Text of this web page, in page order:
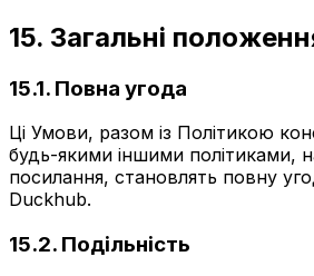
15. Загальні
15.1. Повна угода
Ці Умови, разом із Політикою
будь-якими іншими політиками,
посилання, становлять повну
Duckhub.
15.2. Подільність